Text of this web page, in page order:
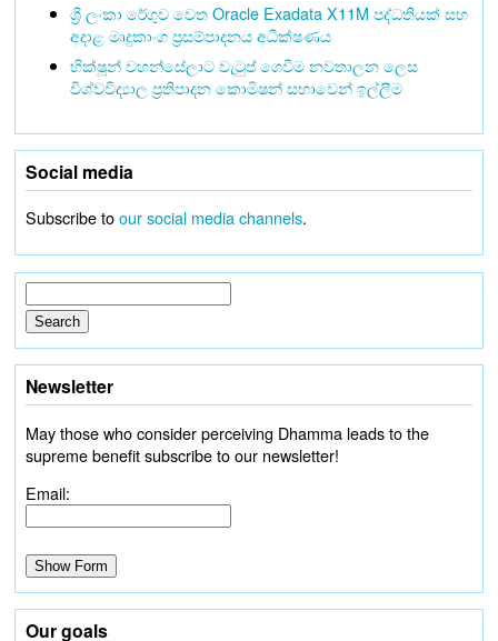
ශ්‍රී ලංකා රේගුව වෙත Oracle Exadata X11M පද්ධතියක් සහ
අදාළ මෘදුකාංග ප්‍රසම්පාදනය අධීක්ෂණය
භික්ෂූන් වහන්සේලාට වැටුප් ගෙවීම නවතාලන ලෙස
විශ්වවිද්‍යාල ප්‍රතිපාදන කොමිෂන් සභාවෙන් ඉල්ලීම
Social media
Subscribe toour social media channels.
Newsletter
May those who consider perceiving Dhamma leads to the
supreme benefit subscribe to our newsletter!
Email:
Our goals